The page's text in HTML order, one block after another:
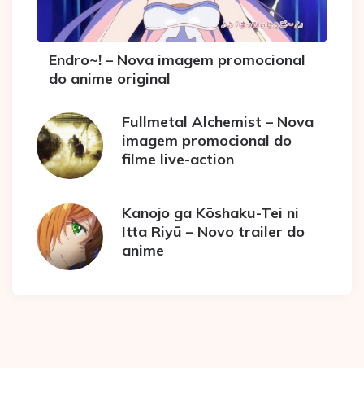
Endro~! – Nova imagem promocional
do anime original
Fullmetal Alchemist – Nova
imagem promocional do
filme live-action
Kanojo ga Kōshaku-Tei ni
Itta Riyū – Novo trailer do
anime